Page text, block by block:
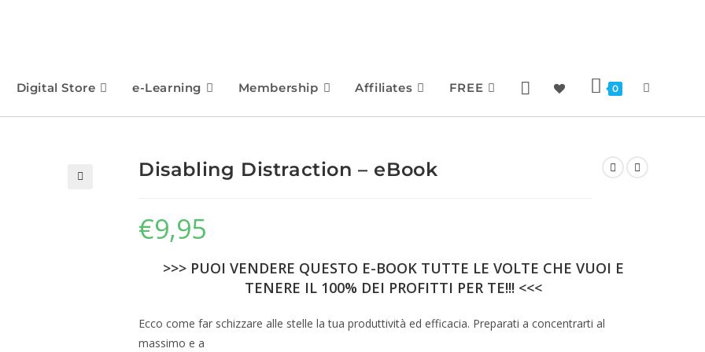
Digital Store e-Learning Membership Affiliates FREE 0
Disabling Distraction – eBook
€9,95
>>> PUOI VENDERE QUESTO E-BOOK TUTTE LE VOLTE CHE VUOI E
TENERE IL 100% DEI PROFITTI PER TE!!! <<<
Ecco come far schizzare alle stelle la tua produttività ed efficacia. Preparati a concentrarti al
massimo e a